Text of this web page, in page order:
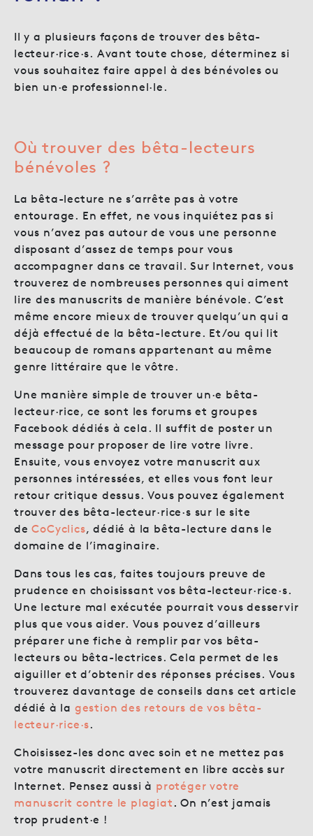
Il y a plusieurs façons de trouver des bêta-
lecteur·rice·s. Avant toute chose, déterminez si
vous souhaitez faire appel à des bénévoles ou
bien un·e professionnel·le.
Où trouver des bêta-lecteurs
bénévoles ?
La bêta-lecture ne s’arrête pas à votre
entourage. En effet, ne vous inquiétez pas si
vous n’avez pas autour de vous une personne
disposant d’assez de temps pour vous
accompagner dans ce travail. Sur Internet, vous
trouverez de nombreuses personnes qui aiment
lire des manuscrits de manière bénévole. C’est
même encore mieux de trouver quelqu’un qui a
déjà effectué de la bêta-lecture. Et/ou qui lit
beaucoup de romans appartenant au même
genre littéraire que le vôtre.
Une manière simple de trouver un·e bêta-
lecteur·rice, ce sont les forums et groupes
Facebook dédiés à cela. Il suffit de poster un
message pour proposer de lire votre livre.
Ensuite, vous envoyez votre manuscrit aux
personnes intéressées, et elles vous font leur
retour critique dessus. Vous pouvez également
trouver des bêta-lecteur·rice·s sur le site
deCoCyclics, dédié à la bêta-lecture dans le
domaine de l’imaginaire.
Dans tous les cas, faites toujours preuve de
prudence en choisissant vos bêta-lecteur·rice·s.
Une lecture mal exécutée pourrait vous desservir
plus que vous aider. Vous pouvez d’ailleurs
préparer une fiche à remplir par vos bêta-
lecteurs ou bêta-lectrices. Cela permet de les
aiguiller et d’obtenir des réponses précises. Vous
trouverez davantage de conseils dans cet article
dédié à la gestion des retours de vos bêta-
lecteur·rice·s.
Choisissez-les donc avec soin et ne mettez pas
votre manuscrit directement en libre accès sur
Internet. Pensez aussi à protéger votre
manuscrit contre le plagiat . On n’est jamais
trop prudent·e !